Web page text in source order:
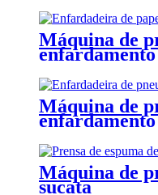
Máquina de
Máquina de
enfardamento
Máquina de
sucata